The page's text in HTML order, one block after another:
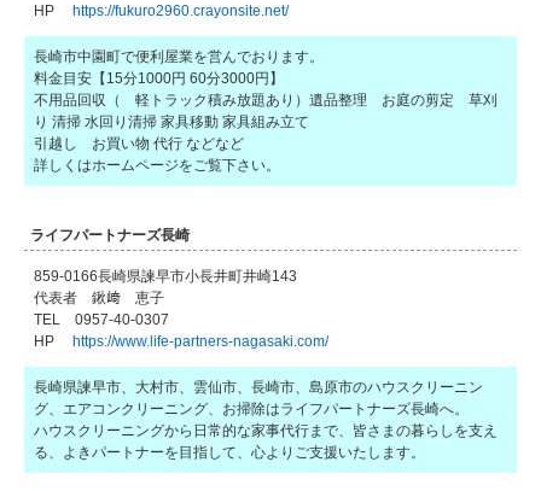
HPhttps://fukuro2960.crayonsite.net/
長崎市中園町で便利屋業を営んでおります。
料金目安【15分1000円 60分3000円】
不用品回収（ 軽トラック積み放題あり）遺品整理 お庭の剪定 草刈
り 清掃 水回り清掃 家具移動 家具組み立て
引越し お買い物 代行 などなど
詳しくはホームページをご覧下さい。
ライフパートナーズ長崎
859-0166長崎県諫早市小長井町井崎143
代表者 鍬﨑 恵子
TEL 0957-40-0307
HPhttps://www.life-partners-nagasaki.com/
長崎県諫早市、大村市、雲仙市、長崎市、島原市のハウスクリーニン
グ、エアコンクリーニング、お掃除はライフパートナーズ長崎へ。
ハウスクリーニングから日常的な家事代行まで、皆さまの暮らしを支え
る、よきパートナーを目指して、心よりご支援いたします。